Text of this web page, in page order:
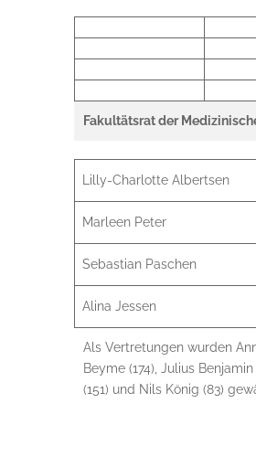
Fakultätsrat der
Lilly-Charlotte Albertsen
Marleen Peter
Sebastian Paschen
Alina Jessen
Als Vertretungen wurden
Beyme (174), Julius
(151) und Nils König (83)